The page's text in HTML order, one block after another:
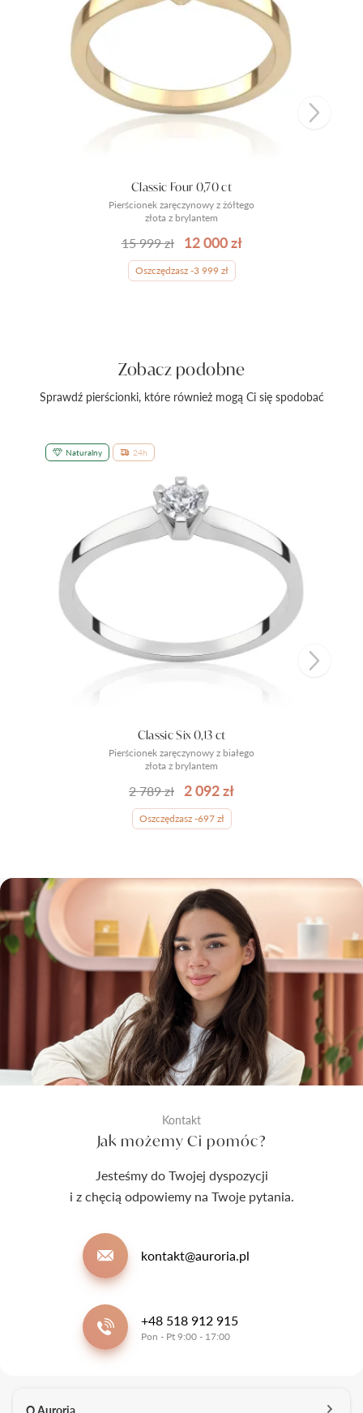
Pierścionek zaręczynowy z żółtego
złota z brylantem
Classic Four 0,70 ct
15 999 zł 12 000 zł
Oszczędzasz -3 999 zł
Zobacz podobne
Sprawdź pierścionki, które również mogą Ci się spodobać
Naturalny 24h
Pierścionek zaręczynowy z białego
złota z brylantem
Classic Six 0,13 ct
2 789 zł 2 092 zł
Oszczędzasz -697 zł
Kontakt
Jak możemy Ci pomóc?
Jesteśmy do Twojej dyspozycji
i z chęcią odpowiemy na Twoje pytania.
kontakt@auroria.pl
+48 518 912 915
Pon - Pt 9:00 - 17:00
O Auroria